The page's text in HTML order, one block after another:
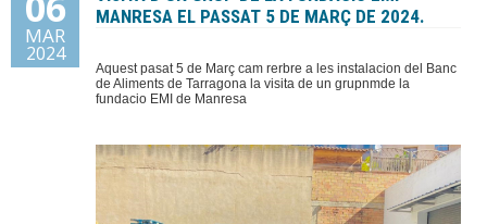
Donacions
MAR
2024
MANRESA EL PASSAT 5 DE MARÇ DE 2024.
Aquest pasat 5 de Març cam rerbre a les instalacion del Banc
de Aliments de Tarragona la visita de un grupnmde la
fundacio EMI de Manresa